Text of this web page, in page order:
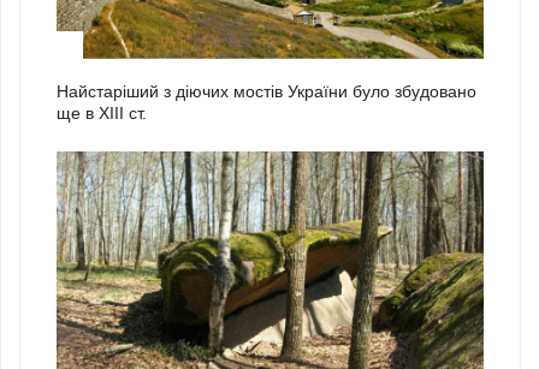
Найстаріший з діючих мостів України було збудовано
ще в ХІІІ ст.